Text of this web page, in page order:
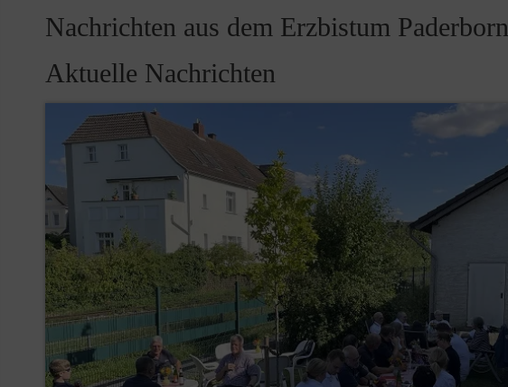
Nachrichten aus dem Erzbistum Paderborn
Aktuelle Nachrichten